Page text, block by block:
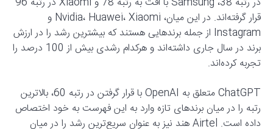
قرار گرفته‌اند. در این میان، Nvidia، Huawei، Xiaomi و
Instagram از جمله برندهایی هستند که بیشترین رشد را در ارزش
برند در سال جاری داشته‌اند و هرکدام رشدی بیش از 100 درصد را
تجربه کرده‌اند.
ChatGPT متعلق به OpenAI با قرار گرفتن در رتبه 60، بالاترین
رتبه را در میان برندهای تازه وارد به این فهرست به خود اختصاص
داده است. Airtel هند نیز به عنوان سریع‌ترین رشد را در میان